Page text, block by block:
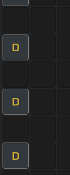
D
D
D